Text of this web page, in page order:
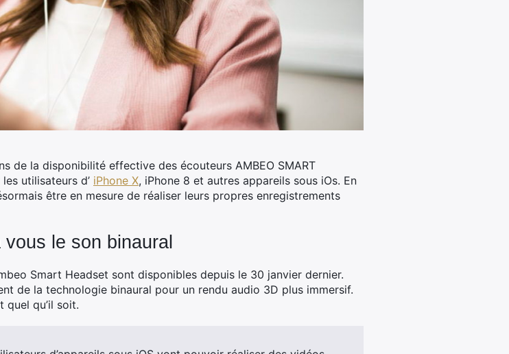
de la disponibilité effective des écouteurs AMBEO SMART
utilisateurs d’ iPhone X, iPhone 8 et autres appareils sous iOs. En
être en mesure de réaliser leurs propres enregistrements
le son binaural
Smart Headset sont disponibles depuis le 30 janvier dernier.
de la technologie binaural pour un rendu audio 3D plus immersif.
quel qu’il soit.